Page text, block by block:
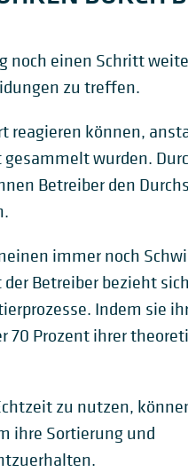
noch einen Schritt
zu treffen.
reagieren können,
wurden.
Betreiber den
immer noch
Betreiber bezieht
Indem sie
70 Prozent ihrer
zu nutzen,
ihre Sortierung und